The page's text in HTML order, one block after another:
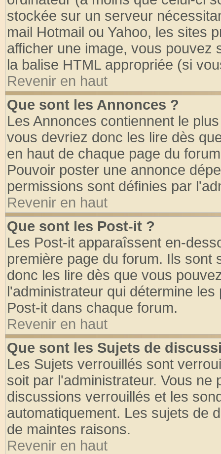
stockée sur un serveur
mail Hotmail ou Yahoo, les sites
afficher une image, vous pouvez
la balise HTML appropriée (si
Revenir en haut
Que sont les Annonces ?
Les Annonces contiennent le
vous devriez donc les lire dès
en haut de chaque page du
Pouvoir poster une annonce
permissions sont définies par
Revenir en haut
Que sont les Post-it ?
Les Post-it apparaîssent en-
première page du forum. Ils
donc les lire dès que vous
l'administrateur qui détermine
Post-it dans chaque forum.
Revenir en haut
Que sont les Sujets de
Les Sujets verrouillés sont
soit par l'administrateur. Vous
discussions verrouillés et les
automatiquement. Les sujets de
de maintes raisons.
Revenir en haut